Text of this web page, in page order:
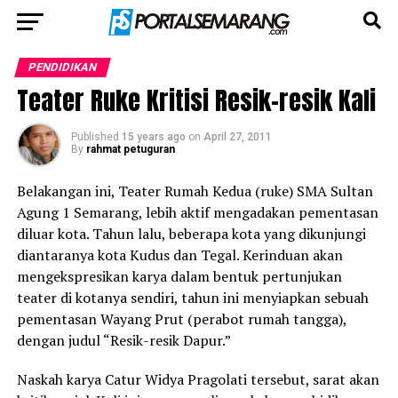
PENDIDIKAN
Teater Ruke Kritisi Resik-resik Kali
Published 15 years ago on April 27, 2011
By rahmat petuguran
Belakangan ini, Teater Rumah Kedua (ruke) SMA Sultan
Agung 1 Semarang, lebih aktif mengadakan pementasan
diluar kota. Tahun lalu, beberapa kota yang dikunjungi
diantaranya kota Kudus dan Tegal. Kerinduan akan
mengekspresikan karya dalam bentuk pertunjukan
teater di kotanya sendiri, tahun ini menyiapkan sebuah
pementasan Wayang Prut (perabot rumah tangga),
dengan judul “Resik-resik Dapur.”
Naskah karya Catur Widya Pragolati tersebut, sarat akan